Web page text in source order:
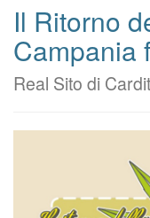
Il Ritorno
Campania
Real Sito di